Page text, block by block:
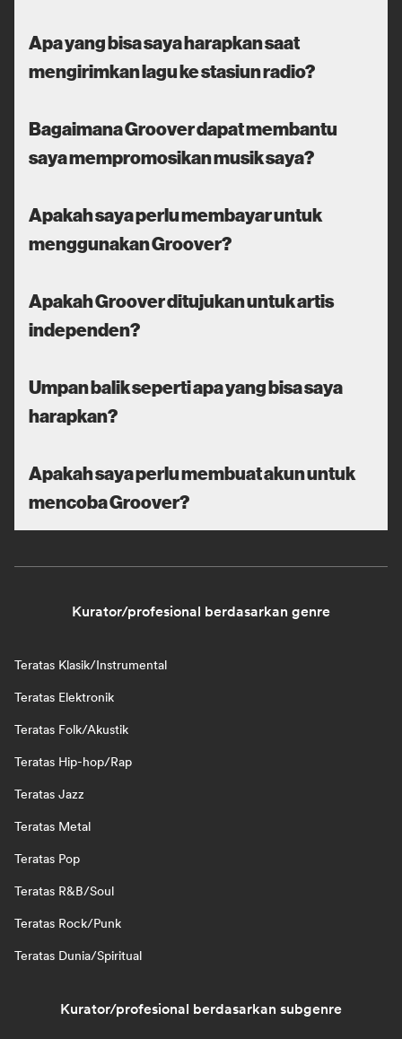
Apa yang bisa saya harapkan saat
mengirimkan lagu ke stasiun radio?
Bagaimana Groover dapat membantu
saya mempromosikan musik saya?
Apakah saya perlu membayar untuk
menggunakan Groover?
Apakah Groover ditujukan untuk artis
independen?
Umpan balik seperti apa yang bisa saya
harapkan?
Apakah saya perlu membuat akun untuk
mencoba Groover?
Kurator/profesional berdasarkan genre
Teratas Klasik/Instrumental
Teratas Elektronik
Teratas Folk/Akustik
Teratas Hip-hop/Rap
Teratas Jazz
Teratas Metal
Teratas Pop
Teratas R&B/Soul
Teratas Rock/Punk
Teratas Dunia/Spiritual
Kurator/profesional berdasarkan subgenre